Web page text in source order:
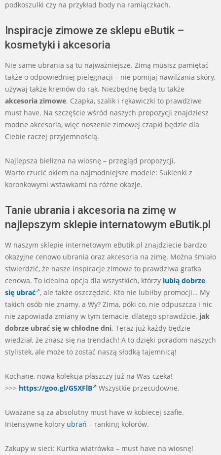
podkoszulki czy na przykład body na ramiączkach.
Inspiracje zimowe ze sklepu eButik –
kosmetyki i akcesoria
Nie same ubrania są tu najważniejsze. Zimą musisz pamiętać
także o odpowiedniej pielęgnacji – nie pomijaj nawilżania skóry,
używaj także kremów do rąk. Niezbędnę będą tu także
akcesoria zimowe. Czapka, szalik i rękawiczki to prawdziwe
must have. Na szczęście wśród naszych propozycji znajdziesz
modne akcesoria, więc noszenie zimowej czapki będzie dla
Ciebie raczej przyjemnością.
Najlepsza bielizna na wiosnę – przegląd propozycji.
Warto rzucić okiem na najmodniejsze modele: Sukienki z
koronkowymi wstawkami na różne okazje.
Tanie ubrania i akcesoria na zimę w
najlepszym sklepie internatowym eButik.pl
W naszym sklepie internetowym eButik.pl znajdziecie bardzo
okazyjne cenowo ubrania oraz akcesoria na zimę. Można śmiało
stwierdzić, że nasze inspiracje zimowe to prawdziwa gratka
cenowa. To idealna opcja dla wszystkich, którzy lubią dobrze
się ubrać , ale także oszczędzić. Kto nie lubiłby promocji… My
takich osób nie znamy, a Wy? Zima, póki co, nie odpuszcza i nic
nie zapowiada zmiany w tym temacie, dlatego sprawdźcie, jak
dobrze ubrać się w chłodne dni. Teraz już każdy będzie
wiedział, że znasz się na trendach! A to dzięki poradom naszych
stylistek, ale może to zostać naszą słodką tajemnicą!
Kochane, nowa kolekcja płaszczy już na Was czeka!
>>> https://goo.gl/G5XFlB Wszystkie przecudowne.
Uważane są za absolutny must have w kobiecej szafie.
Intensywne kolory ubrań – ranking kolorów.
Zakupy w sieci: Kurtka wiatrówka – must have na wiosnę!